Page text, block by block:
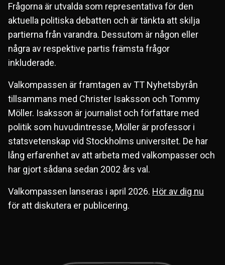
Frågorna är utvalda som representativa för den
aktuella politiska debatten och är tänkta att skilja
partierna från varandra. Dessutom är någon eller
några av respektive partis främsta frågor
inkluderade.
Valkompassen är framtagen av TT Nyhetsbyrån
tillsammans med Christer Isaksson och Tommy
Möller. Isaksson är journalist och författare med
politik som huvudintresse, Möller är professor i
statsvetenskap vid Stockholms universitet. De har
lång erfarenhet av att arbeta med valkompasser och
har gjort sådana sedan 2002 års val.
Valkompassen lanseras i april 2026. Hör av dig nu
för att diskutera er publicering.